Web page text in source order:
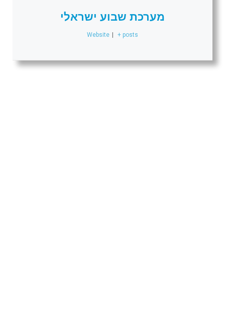
מערכת שבוע ישראלי
Website | + posts